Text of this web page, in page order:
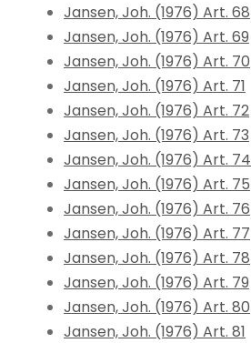
Jansen, Joh. (1976) Art. 68
Jansen, Joh. (1976) Art. 69
Jansen, Joh. (1976) Art. 70
Jansen, Joh. (1976) Art. 71
Jansen, Joh. (1976) Art. 72
Jansen, Joh. (1976) Art. 73
Jansen, Joh. (1976) Art. 74
Jansen, Joh. (1976) Art. 75
Jansen, Joh. (1976) Art. 76
Jansen, Joh. (1976) Art. 77
Jansen, Joh. (1976) Art. 78
Jansen, Joh. (1976) Art. 79
Jansen, Joh. (1976) Art. 80
Jansen, Joh. (1976) Art. 81